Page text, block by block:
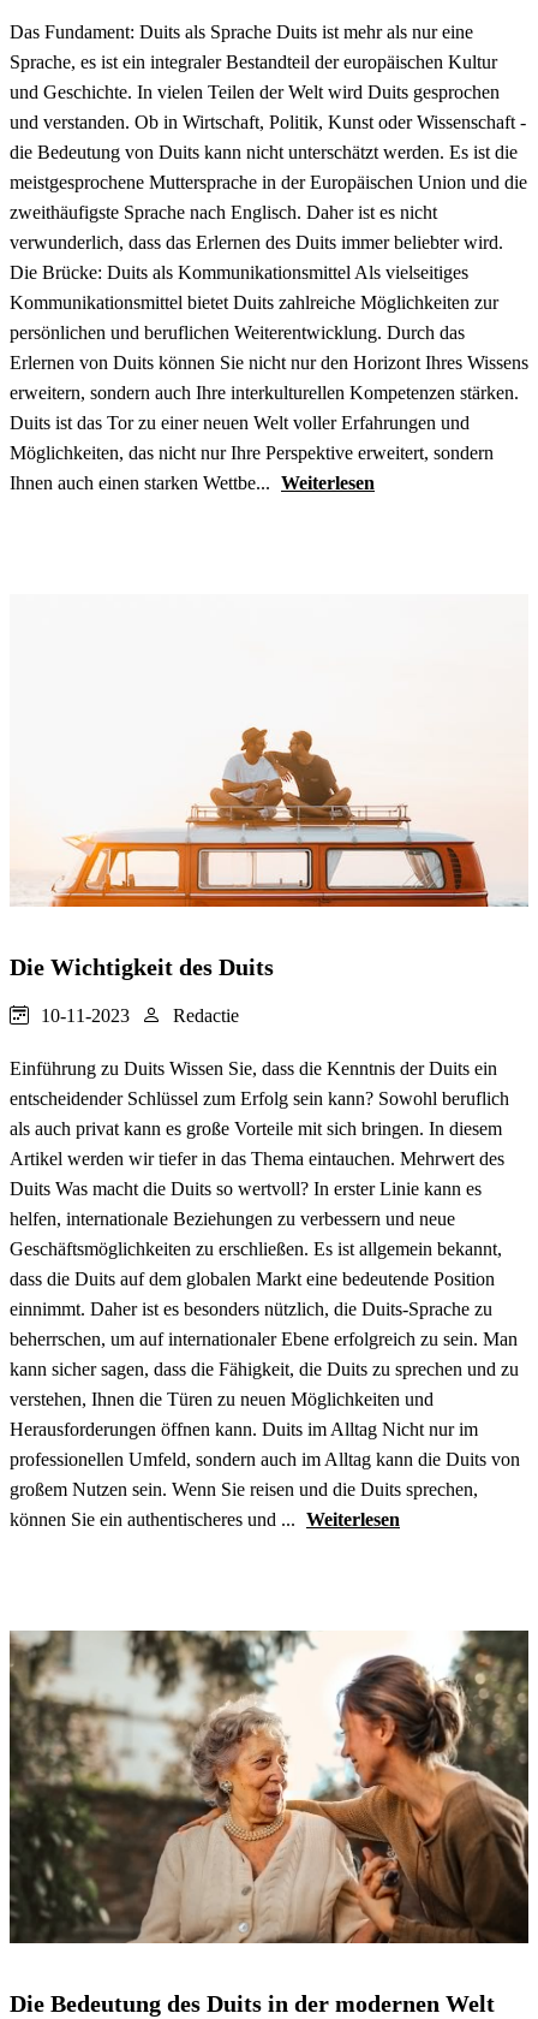
Das Fundament: Duits als Sprache Duits ist mehr als nur eine
Sprache, es ist ein integraler Bestandteil der europäischen Kultur
und Geschichte. In vielen Teilen der Welt wird Duits gesprochen
und verstanden. Ob in Wirtschaft, Politik, Kunst oder Wissenschaft -
die Bedeutung von Duits kann nicht unterschätzt werden. Es ist die
meistgesprochene Muttersprache in der Europäischen Union und die
zweithäufigste Sprache nach Englisch. Daher ist es nicht
verwunderlich, dass das Erlernen des Duits immer beliebter wird.
Die Brücke: Duits als Kommunikationsmittel Als vielseitiges
Kommunikationsmittel bietet Duits zahlreiche Möglichkeiten zur
persönlichen und beruflichen Weiterentwicklung. Durch das
Erlernen von Duits können Sie nicht nur den Horizont Ihres Wissens
erweitern, sondern auch Ihre interkulturellen Kompetenzen stärken.
Duits ist das Tor zu einer neuen Welt voller Erfahrungen und
Möglichkeiten, das nicht nur Ihre Perspektive erweitert, sondern
Ihnen auch einen starken Wettbe... Weiterlesen
Die Wichtigkeit des Duits
10-11-2023 Redactie
Einführung zu Duits Wissen Sie, dass die Kenntnis der Duits ein
entscheidender Schlüssel zum Erfolg sein kann? Sowohl beruflich
als auch privat kann es große Vorteile mit sich bringen. In diesem
Artikel werden wir tiefer in das Thema eintauchen. Mehrwert des
Duits Was macht die Duits so wertvoll? In erster Linie kann es
helfen, internationale Beziehungen zu verbessern und neue
Geschäftsmöglichkeiten zu erschließen. Es ist allgemein bekannt,
dass die Duits auf dem globalen Markt eine bedeutende Position
einnimmt. Daher ist es besonders nützlich, die Duits-Sprache zu
beherrschen, um auf internationaler Ebene erfolgreich zu sein. Man
kann sicher sagen, dass die Fähigkeit, die Duits zu sprechen und zu
verstehen, Ihnen die Türen zu neuen Möglichkeiten und
Herausforderungen öffnen kann. Duits im Alltag Nicht nur im
professionellen Umfeld, sondern auch im Alltag kann die Duits von
großem Nutzen sein. Wenn Sie reisen und die Duits sprechen,
können Sie ein authentischeres und ... Weiterlesen
Die Bedeutung des Duits in der modernen Welt